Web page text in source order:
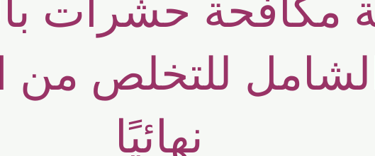
مكافحة حشرات
للتخلص
نهائيًا